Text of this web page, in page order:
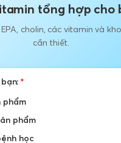
tổng hợp cho
cholin, các vitamin và
cần thiết.
bạn:*
phẩm
phẩm
học